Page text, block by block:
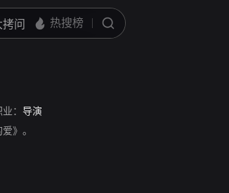
： 导演
》。